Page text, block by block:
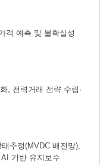
격 예측 및 불확실성
, 전력거래 전략 수립·
추정(MVDC 배전망),
기반 유지보수